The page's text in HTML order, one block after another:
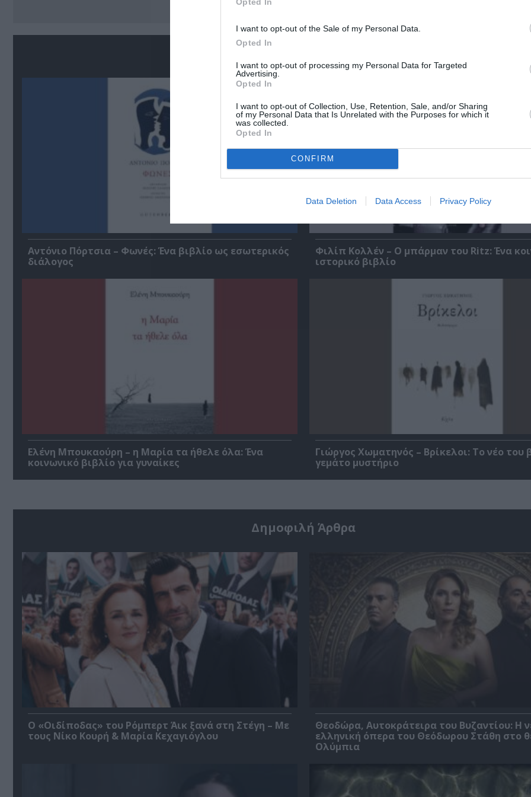
I want to opt-out of the Sale of my Personal Data.
Opted In
I want to opt-out of processing my Personal Data for Targeted
Advertising.
Opted In
I want to opt-out of Collection, Use, Retention, Sale, and/or Sharing
of my Personal Data that Is Unrelated with the Purposes for which it
was collected.
Opted In
CONFIRM
Data Deletion Data Access Privacy Policy
Αντόνιο Πόρτσια – Φωνές: Ένα βιβλίο ως εσωτερικός
διάλογος
Φιλίπ Κολλέν – Ο μπάρμαν του Ritz: Ένα
ιστορικό βιβλίο
Ελένη Μπουκαούρη – η Μαρία τα ήθελε όλα: Ένα
κοινωνικό βιβλίο για γυναίκες
Γιώργος Χωματηνός – Βρίκελοι: Το νέο του
γεμάτο μυστήριο
Δημοφιλή Άρθρα
O «Οιδίποδας» του Ρόμπερτ Άικ ξανά στη Στέγη – Με
τους Νίκο Κουρή & Μαρία Κεχαγιόγλου
Θεοδώρα, Αυτοκράτειρα του Βυζαντίου: Η
ελληνική όπερα του Θεόδωρου Στάθη στο
Ολύμπια